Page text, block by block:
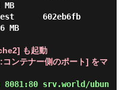
602eb6fb
MB
も起動
ンテナー側のポート] をマ
srv.world/ubun